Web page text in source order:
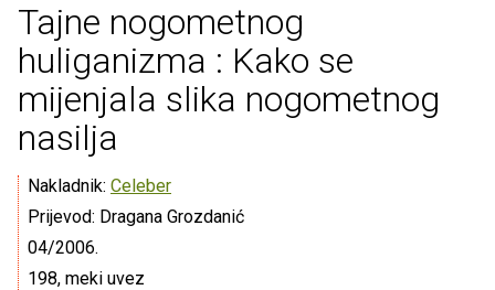
Tajne nogometnog
huliganizma : Kako se
mijenjala slika nogometnog
nasilja
Nakladnik: Celeber
Prijevod: Dragana Grozdanić
04/2006.
198, meki uvez